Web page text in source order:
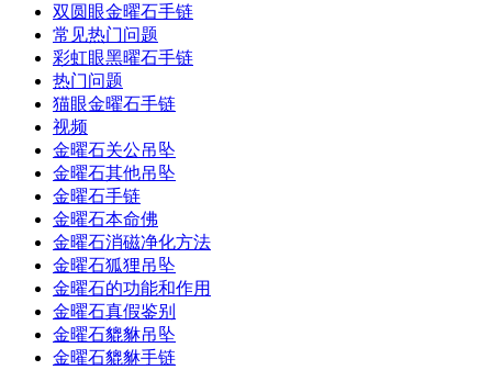
双圆眼金曜石手链
常见热门问题
彩虹眼黑曜石手链
热门问题
猫眼金曜石手链
视频
金曜石关公吊坠
金曜石其他吊坠
金曜石手链
金曜石本命佛
金曜石消磁净化方法
金曜石狐狸吊坠
金曜石的功能和作用
金曜石真假鉴别
金曜石貔貅吊坠
金曜石貔貅手链